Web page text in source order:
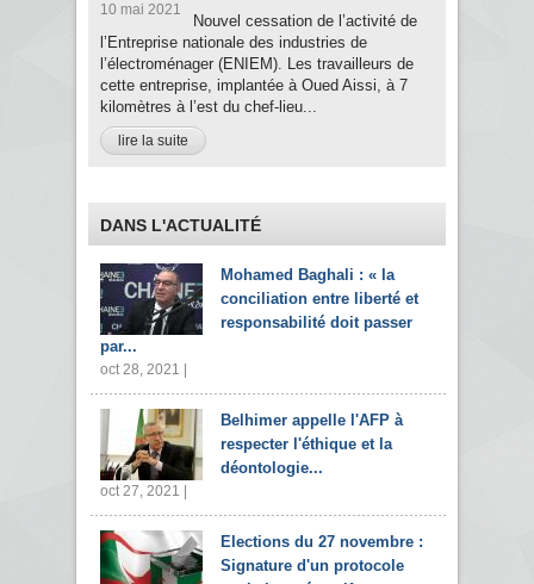
10 mai 2021
Nouvel cessation de l’activité de
l’Entreprise nationale des industries de
l’électroménager (ENIEM). Les travailleurs de
cette entreprise, implantée à Oued Aissi, à 7
kilomètres à l’est du chef-lieu...
lire la suite
DANS L'ACTUALITÉ
Mohamed Baghali : « la
conciliation entre liberté et
responsabilité doit passer
par...
oct 28, 2021 |
Belhimer appelle l'AFP à
respecter l'éthique et la
déontologie...
oct 27, 2021 |
Elections du 27 novembre :
Signature d'un protocole